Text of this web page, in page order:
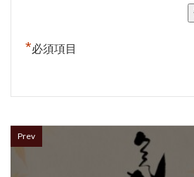
*必須項目
Prev